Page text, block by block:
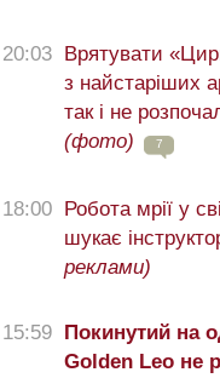
20:03
Врятувати
з найстаріших
так і не
(фото)
7
18:00
Робота мрії у
шукає
реклами)
15:59
Покинутий на
Golden Leo не